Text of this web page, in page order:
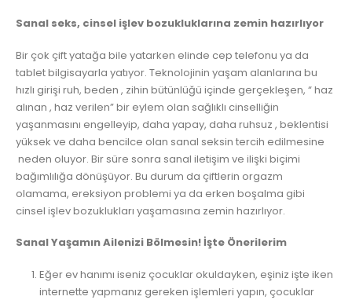
Sanal seks, cinsel işlev bozukluklarına zemin hazırlıyor
Bir çok çift yatağa bile yatarken elinde cep telefonu ya da
tablet bilgisayarla yatıyor. Teknolojinin yaşam alanlarına bu
hızlı girişi ruh, beden , zihin bütünlüğü içinde gerçekleşen, “ haz
alınan , haz verilen” bir eylem olan sağlıklı cinselliğin
yaşanmasını engelleyip, daha yapay, daha ruhsuz , beklentisi
yüksek ve daha bencilce olan sanal seksin tercih edilmesine
neden oluyor. Bir süre sonra sanal iletişim ve ilişki biçimi
bağımlılığa dönüşüyor. Bu durum da çiftlerin orgazm
olamama, ereksiyon problemi ya da erken boşalma gibi
cinsel işlev bozuklukları yaşamasına zemin hazırlıyor.
Sanal Yaşamın Ailenizi Bölmesin! İşte Önerilerim
Eğer ev hanımı iseniz çocuklar okuldayken, eşiniz işte iken
internette yapmanız gereken işlemleri yapın, çocuklar